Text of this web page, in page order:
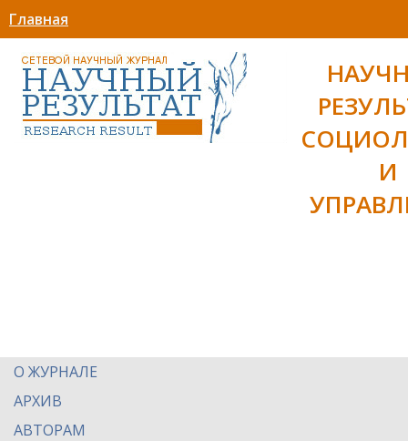
Главная
И
О ЖУРНАЛЕ
АРХИВ
АВТОРАМ